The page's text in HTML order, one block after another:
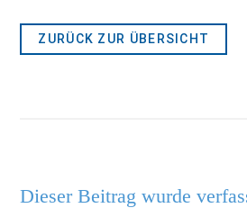
ZURÜCK ZUR ÜBERSICHT
Dieser Beitrag wurde